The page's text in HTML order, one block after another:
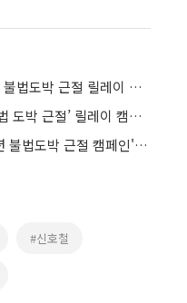
김종민 메리츠증권 대표, ‘청소년 불법도박 근절 릴레이 캠페인’ 동참
서울평생교육진흥원, ‘청소년 불법 도박 근절’ 릴레이 캠페인 동참
김영성 KB자산운용 대표, '청소년 불법도박 근절 캠페인' 동참
#신호철